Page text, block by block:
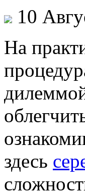
10
Нa
здесь